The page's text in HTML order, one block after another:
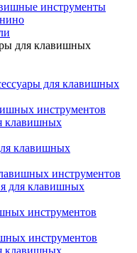
инструменты
для клавишных
для клавишных
инструментов
клавишных
клавишных
инструментов
для клавишных
инструментов
инструментов
клавишных